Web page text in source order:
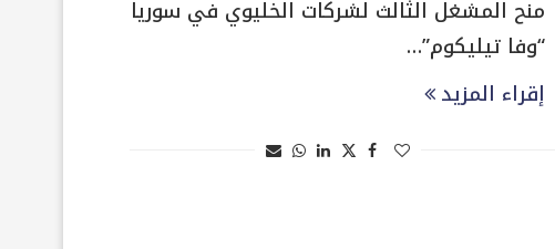
منح المشغل الثالث لشركات الخليوي في سوريا
“وفا تيليكوم”…
إقراء المزيد